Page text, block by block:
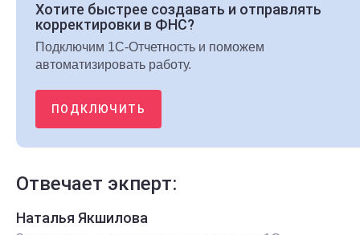
Хотите быстрее создавать и отправлять
корректировки в ФНС?
Подключим 1С-Отчетность и поможем
автоматизировать работу.
ПОДКЛЮЧИТЬ
Отвечает экперт:
Наталья Якшилова